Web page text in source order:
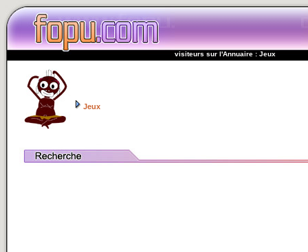
visiteurs sur l'Annuaire : Jeux
Jeux